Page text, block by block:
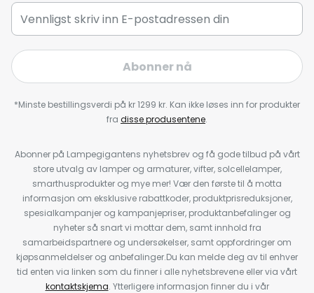
Abonner nå
*Minste bestillingsverdi på kr 1299 kr. Kan ikke løses inn for produkter
fra disse produsentene.
Abonner på Lampegigantens nyhetsbrev og få gode tilbud på vårt
store utvalg av lamper og armaturer, vifter, solcellelamper,
smarthusprodukter og mye mer! Vær den første til å motta
informasjon om eksklusive rabattkoder, produktprisreduksjoner,
spesialkampanjer og kampanjepriser, produktanbefalinger og
nyheter så snart vi mottar dem, samt innhold fra
samarbeidspartnere og undersøkelser, samt oppfordringer om
kjøpsanmeldelser og anbefalinger.Du kan melde deg av til enhver
tid enten via linken som du finner i alle nyhetsbrevene eller via vårt
kontaktskjema. Ytterligere informasjon finner du i vår